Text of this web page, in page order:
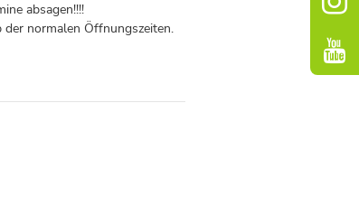
absagen!!!!
normalen Öffnungszeiten.